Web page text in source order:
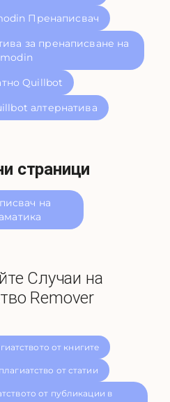
Пренаписвач
за пренаписване на
Quillbot
алтернатива
страници
на
Случаи на
Remover
от книгите
от статии
от публикации в